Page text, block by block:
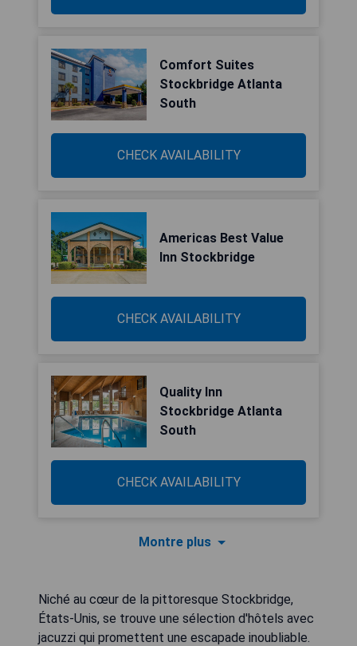
Comfort Suites
Stockbridge Atlanta
South
CHECK AVAILABILITY
Americas Best Value
Inn Stockbridge
CHECK AVAILABILITY
Quality Inn
Stockbridge Atlanta
South
CHECK AVAILABILITY
Montre plus
Niché au cœur de la pittoresque Stockbridge,
États-Unis, se trouve une sélection d'hôtels avec
jacuzzi qui promettent une escapade inoubliable.